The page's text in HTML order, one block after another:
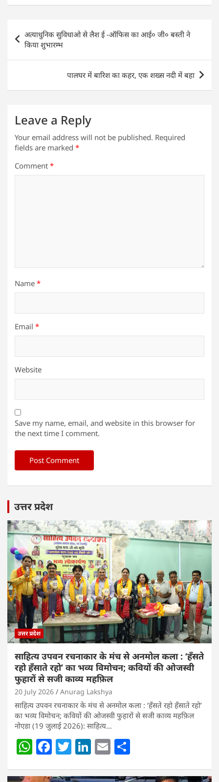
at
s
A
p
c
e
b
o
k
itt
er
k
e
dI
n
ai
l
ar
e
navigation
अत्याधुनिक सुविधाओ से लैश ई -ऑफिस का आई० जी० बस्ती ने
किया शुभारम्भ
पालघर में बारिश का कहर, एक शख्स नदी में बहा
Leave a Reply
Your email address will not be published. Required
fields are marked *
Comment *
Name *
Email *
Website
Save my name, email, and website in this browser for
the next time I comment.
उत्तर प्रदेश
उत्तर प्रदेश
साहित्य उपवन रचनाकार के मंच से अनमोल कला : ‘हॅंसते
रहो हॅंसाते रहो’ का भव्य विमोचन; कवियों की ओजस्वी
फुहारों से सजी काव्य महफ़िल
20 July 2026 Anurag Lakshya
साहित्य उपवन रचनाकार के मंच से अनमोल कला : ‘हॅंसते रहो हॅंसाते रहो’
का भव्य विमोचन; कवियों की ओजस्वी फुहारों से सजी काव्य महफ़िल
नोएडा (19 जुलाई 2026): साहित्य…
W F T Li E